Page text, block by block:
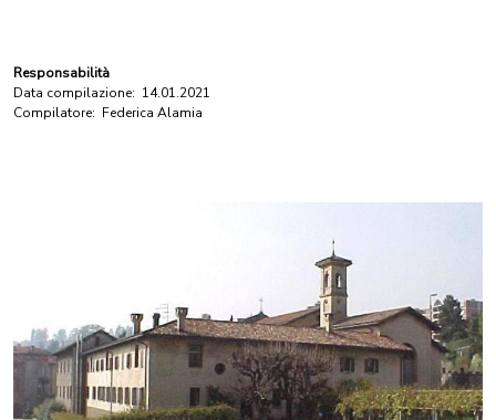
Responsabilità
Data compilazione: 14.01.2021
Compilatore: Federica Alamia